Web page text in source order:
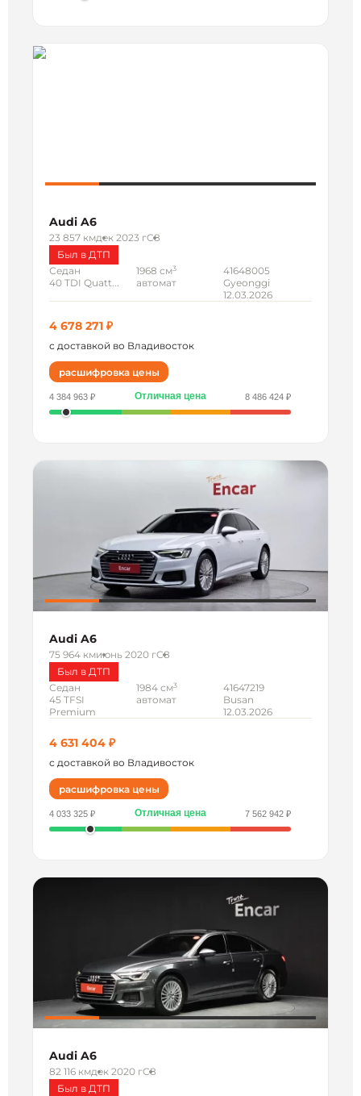
Audi A6
23 857 кмдек 2023 гC8
Был в ДТП
Седан
40 TDI Quatt...
1968 см3
автомат
41648005
Gyeonggi
12.03.2026
4 678 271 ₽
с доставкой во Владивосток
расшифровка цены
4 384 963 ₽ Отличная цена 8 486 424 ₽
Audi A6
75 964 кмиюнь 2020 гC8
Был в ДТП
Седан
45 TFSI
Premium
1984 см3
автомат
41647219
Busan
12.03.2026
4 631 404 ₽
с доставкой во Владивосток
расшифровка цены
4 033 325 ₽ Отличная цена 7 562 942 ₽
Audi A6
82 116 кмдек 2020 гC8
Был в ДТП